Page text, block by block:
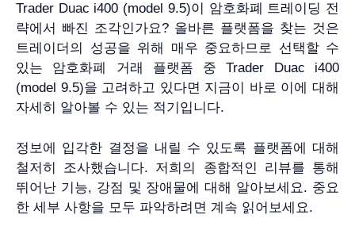
Trader Duac i400 (model 9.5)이 암호화폐 트레이딩 전
략에서 빠진 조각인가요? 올바른 플랫폼을 찾는 것은
트레이더의 성공을 위해 매우 중요하므로 선택할 수
있는 암호화폐 거래 플랫폼 중 Trader Duac i400
(model 9.5)을 고려하고 있다면 지금이 바로 이에 대해
자세히 알아볼 수 있는 적기입니다.
정보에 입각한 결정을 내릴 수 있도록 플랫폼에 대해
철저히 조사했습니다. 저희의 종합적인 리뷰를 통해
뛰어난 기능, 강점 및 장애물에 대해 알아보세요. 중요
한 세부 사항을 모두 파악하려면 계속 읽어보세요.